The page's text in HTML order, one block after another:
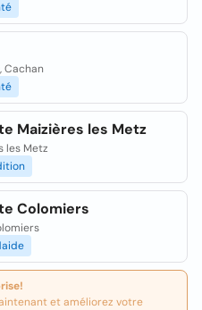
Cachan
Maizières les Metz
les Metz
Colomiers
et améliorez votre